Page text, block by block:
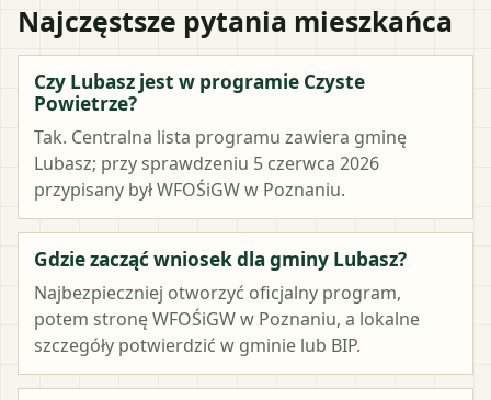
Najczęstsze pytania mieszkańca
Czy Lubasz jest w programie Czyste
Powietrze?
Tak. Centralna lista programu zawiera gminę
Lubasz; przy sprawdzeniu 5 czerwca 2026
przypisany był WFOŚiGW w Poznaniu.
Gdzie zacząć wniosek dla gminy Lubasz?
Najbezpieczniej otworzyć oficjalny program,
potem stronę WFOŚiGW w Poznaniu, a lokalne
szczegóły potwierdzić w gminie lub BIP.